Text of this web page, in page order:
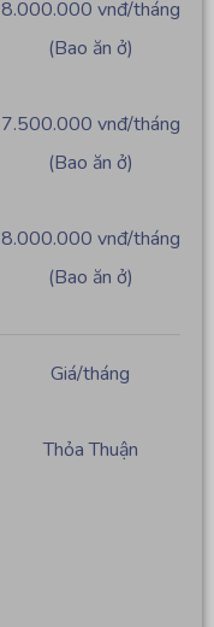
8.000.000 vnđ/tháng
(Bao ăn ở)
7.500.000 vnđ/tháng
(Bao ăn ở)
8.000.000 vnđ/tháng
(Bao ăn ở)
Giá/tháng
Thỏa Thuận